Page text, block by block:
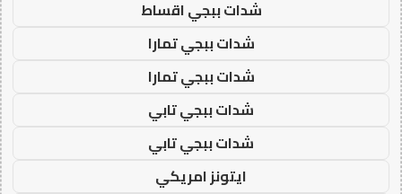
شدات ببجي اقساط
شدات ببجي تمارا
شدات ببجي تمارا
شدات ببجي تابي
شدات ببجي تابي
ايتونز امريكي